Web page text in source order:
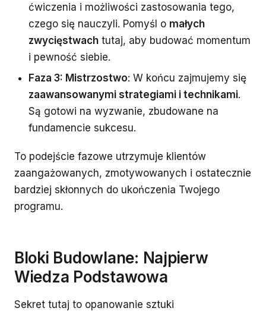
ćwiczenia i możliwości zastosowania tego,
czego się nauczyli. Pomyśl o małych
zwycięstwachtutaj, aby budować momentum
i pewność siebie.
Faza 3: Mistrzostwo: W końcu zajmujemy się
zaawansowanymi strategiami i technikami.
Są gotowi na wyzwanie, zbudowane na
fundamencie sukcesu.
To podejście fazowe utrzymuje klientów
zaangażowanych, zmotywowanych i ostatecznie
bardziej skłonnych do ukończenia Twojego
programu.
Bloki Budowlane: Najpierw
Wiedza Podstawowa
Sekret tutaj to opanowanie sztuki